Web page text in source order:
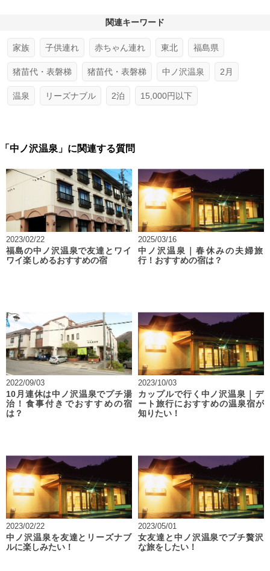
関連キーワード
家族 子供連れ 赤ちゃん連れ 東北 福島県
猪苗代・表磐梯 猪苗代・表磐梯 中ノ沢温泉 2月
温泉 リーズナブル 2泊 15,000円以下
「中ノ沢温泉」に関連する質問
2023/02/22
福島の中ノ沢温泉で友達とワイ
ワイ楽しめるおすすめの宿
2025/03/16
中ノ沢温泉｜春休みの夫婦旅
行！おすすめの宿は？
2022/09/03
10月連休は中ノ沢温泉でプチ湯
治！食事付きでおすすめの宿
は？
2023/10/03
カップルで行く中ノ沢温泉｜デ
ート旅行におすすめの温泉宿が
知りたい！
2023/02/22
中ノ沢温泉を友達とリーズナブ
ルに楽しみたい！
2023/05/01
女友達と中ノ沢温泉でプチ贅沢
な旅をしたい！